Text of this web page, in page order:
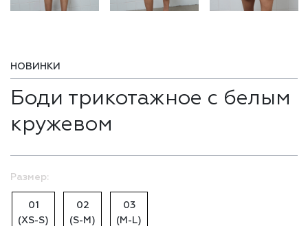
НОВИНКИ
Боди трикотажное с белым
кружевом
Размер:
01
(XS-S)
02
(S-M)
03
(M-L)